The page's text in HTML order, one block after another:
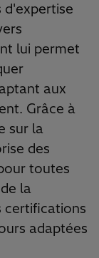
d'expertise
lui permet
aux
Grâce à
sur la
des
toutes
la
certifications
adaptées